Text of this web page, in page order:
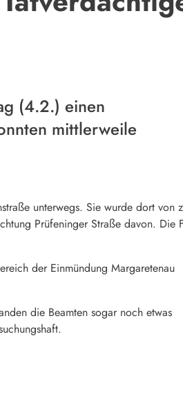
(4.2.) einen
mittlerweile
unterwegs. Sie wurde dort von
Prüfeninger Straße davon. Die
der Einmündung Margaretenau
die Beamten sogar noch etwas